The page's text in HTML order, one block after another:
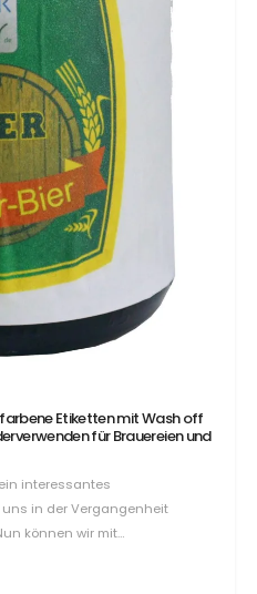
Etiketten mit Wash off
für Brauereien und
interessantes
uns in der Vergangenheit
können wir mit…